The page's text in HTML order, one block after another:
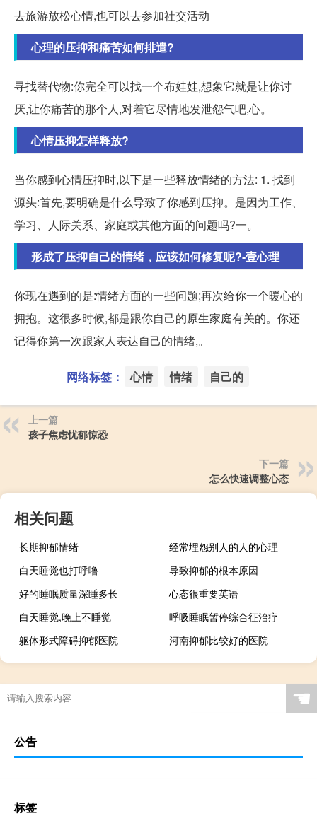
去旅游放松心情,也可以去参加社交活动
心理的压抑和痛苦如何排遣?
寻找替代物:你完全可以找一个布娃娃,想象它就是让你讨
厌,让你痛苦的那个人,对着它尽情地发泄怨气吧,心。
心情压抑怎样释放?
当你感到心情压抑时,以下是一些释放情绪的方法: 1. 找到
源头:首先,要明确是什么导致了你感到压抑。是因为工作、
学习、人际关系、家庭或其他方面的问题吗?一。
形成了压抑自己的情绪，应该如何修复呢?-壹心理
你现在遇到的是:情绪方面的一些问题;再次给你一个暖心的
拥抱。这很多时候,都是跟你自己的原生家庭有关的。你还
记得你第一次跟家人表达自己的情绪,。
网络标签： 心情 情绪 自己的
上一篇
孩子焦虑忧郁惊恐
下一篇
怎么快速调整心态
相关问题
长期抑郁情绪
经常埋怨别人的人的心理
白天睡觉也打呼噜
导致抑郁的根本原因
好的睡眠质量深睡多长
心态很重要英语
白天睡觉,晚上不睡觉
呼吸睡眠暂停综合征治疗
躯体形式障碍抑郁医院
河南抑郁比较好的医院
☚
公告
标签